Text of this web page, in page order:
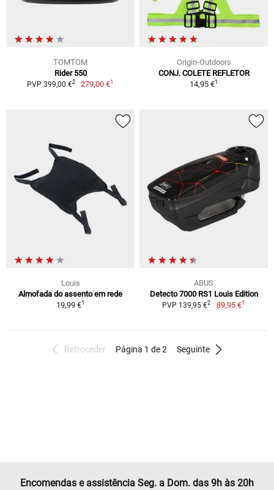
TOMTOM
Rider 550
PVP 399,00 €2 279,00 €1
Origin-Outdoors
CONJ. COLETE REFLETOR
14,95 €1
Louis
Almofada do assento em rede
19,99 €1
ABUS
Detecto 7000 RS1 Louis Edition
PVP 139,95 €2 89,95 €1
Retroceder Página 1 de 2 Seguinte
Encomendas e assistência Seg. a Dom. das 9h às 20h